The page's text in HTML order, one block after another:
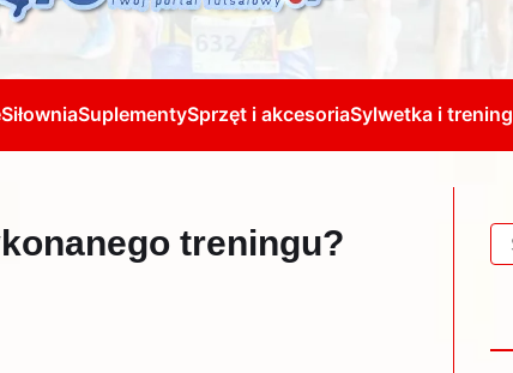
SiłowniaSuplementySprzęt i akcesoriaSylwetka i trening
treningu?